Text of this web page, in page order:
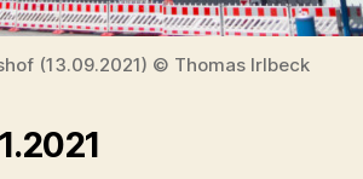
(13.09.2021) © Thomas Irlbeck